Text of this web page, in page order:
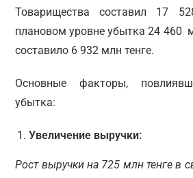
Товарищества составил 17
плановом уровне убытка 24 460
составило 6 932 млн тенге.
Основные факторы,
убытка:
Увеличение выручки:
Рост выручки на 725 млн тенге в